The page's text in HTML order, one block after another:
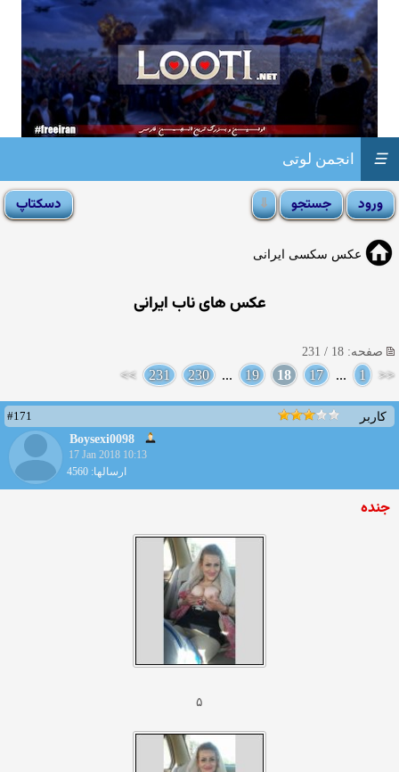
انجمن لوتی ☰
عکس سکسی ایرانی
عکس های ناب ایرانی
صفحه: 18 / 231
<<
1
...
17
18
19
...
230
231
>>
کاربر
#171
Boysexi0098
17 Jan 2018 10:13
ارسالها: 4560
جنده
۵